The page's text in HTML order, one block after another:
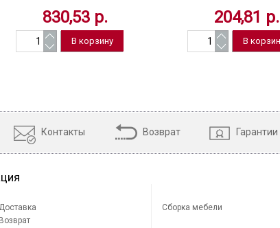
830,53 р. 204,81 р.
Контакты Возврат Гарантии
Доставка
Возврат
Сборка мебели